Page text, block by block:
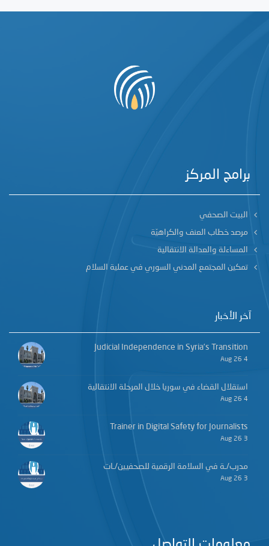
برامج المركز
البيت الصحفي
مرصد خطاب العنف والكراهيّة
المساءلة والعدالة الانتقالية
تمكين المجتمع المدني السوري في عملية السلام
آخر الأخبار
Judicial Independence in Syria’s Transition
4 Aug 26
استقلال القضاء في سوريا خلال المرحلة الانتقالية
4 Aug 26
Trainer in Digital Safety for Journalists
3 Aug 26
مدرب/ـة في السلامة الرقمية للصحفيين/ـات
3 Aug 26